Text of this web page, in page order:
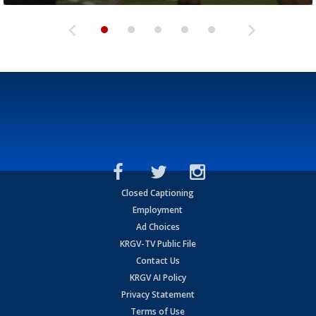
Closed Captioning
Employment
Ad Choices
KRGV-TV Public File
Contact Us
KRGV AI Policy
Privacy Statement
Terms of Use